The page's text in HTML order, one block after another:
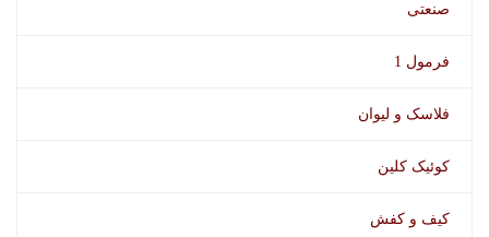
صنعتی
فرمول 1
فلاسک و لیوان
کوئیک کلین
کیف و کفش